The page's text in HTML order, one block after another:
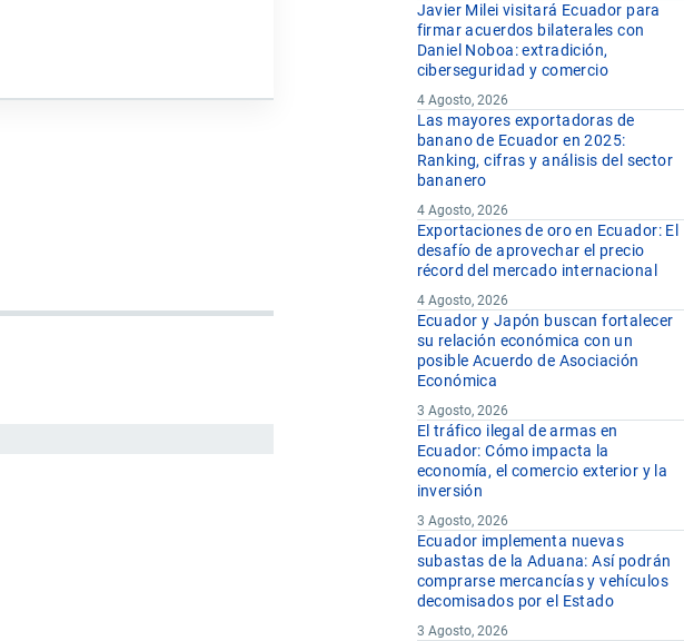
Javier Milei visitará Ecuador para
firmar acuerdos bilaterales con
Daniel Noboa: extradición,
ciberseguridad y comercio
4 Agosto, 2026
Las mayores exportadoras de
banano de Ecuador en 2025:
Ranking, cifras y análisis del sector
bananero
4 Agosto, 2026
Exportaciones de oro en Ecuador: El
desafío de aprovechar el precio
récord del mercado internacional
4 Agosto, 2026
Ecuador y Japón buscan fortalecer
su relación económica con un
posible Acuerdo de Asociación
Económica
3 Agosto, 2026
El tráfico ilegal de armas en
Ecuador: Cómo impacta la
economía, el comercio exterior y la
inversión
3 Agosto, 2026
Ecuador implementa nuevas
subastas de la Aduana: Así podrán
comprarse mercancías y vehículos
decomisados por el Estado
3 Agosto, 2026